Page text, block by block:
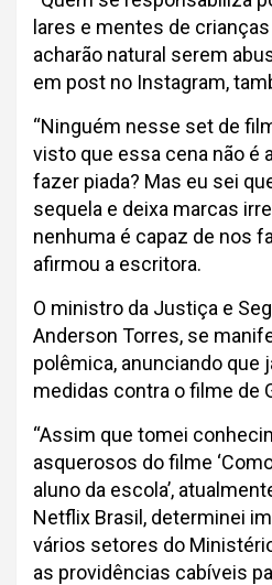
lares e mentes de
acharão natural serem
em post no Instagram,
“Ninguém nesse set de
visto que essa cena não é
fazer piada? Mas eu sei
sequela e deixa marcas
nenhuma é capaz de nos
afirmou a escritora.
O ministro da Justiça e
Anderson Torres, se
polêmica, anunciando que
medidas contra o filme de
“Assim que tomei
asquerosos do filme
aluno da escola’,
Netflix Brasil, determinei
vários setores do
as providências cabíveis